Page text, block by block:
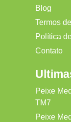
Blog
Termos
Política
Contato
Peixe
TM7
Peixe